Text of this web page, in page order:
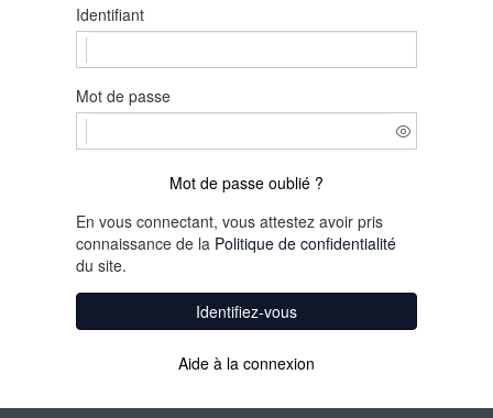
Identifiant
Mot de passe
Mot de passe oublié ?
En vous connectant, vous attestez avoir pris
connaissance de la Politique de confidentialité
du site.
Identifiez-vous
Aide à la connexion